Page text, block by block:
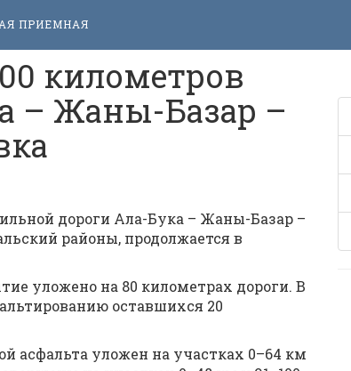
ПРИЕМНАЯ
километров
– Жаны-Базар –
дороги Ала-Бука – Жаны-Базар –
районы, продолжается в
уложено на 80 километрах дороги. В
оставшихся 20
асфальта уложен на участках 0–64 км